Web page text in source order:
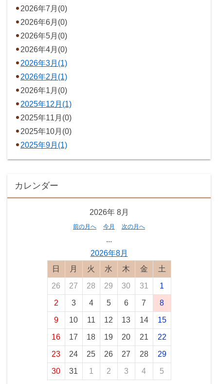
2026年7月(0)
2026年6月(0)
2026年5月(0)
2026年4月(0)
2026年3月(1)
2026年2月(1)
2026年1月(0)
2025年12月(1)
2025年11月(0)
2025年10月(0)
2025年9月(1)
カレンダー
2026年 8月
前の月へ 今月 次の月へ
...
2026年8月
日曜日月曜日火曜日水曜日木曜日金曜日土曜日
26 27 28 29 30 31 1
2 3 4 5 6 7 8
9 10 11 12 13 14 15
16 17 18 19 20 21 22
23 24 25 26 27 28 29
30 31 1 2 3 4 5